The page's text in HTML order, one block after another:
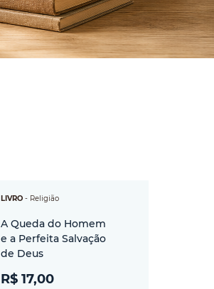
LIVRO - Religião
A Queda do Homem
e a Perfeita Salvação
de Deus
R$ 17,00